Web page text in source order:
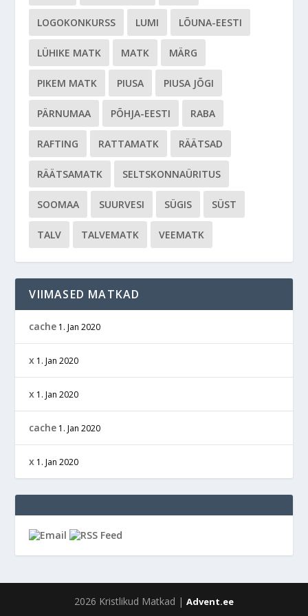
LOGOKONKURSS LUMI LÕUNA-EESTI
LÜHIKE MATK MATK MÄRG
PIKEM MATK PIUSA PIUSA JÕGI
PÄRNUMAA PÕHJA-EESTI RABA
RAFTING RATTAMATK RÄÄTSAD
RÄÄTSAMATK SELTSKONNAÜRITUS
SOOMAA SUURVESI SÜGIS SÜST
TALV TALVEMATK VEEMATK
VIIMASED MATKAD
cache 1. Jan 2020
x 1. Jan 2020
x 1. Jan 2020
cache 1. Jan 2020
x 1. Jan 2020
2026 Kristlikud Matkad | Advent.ee